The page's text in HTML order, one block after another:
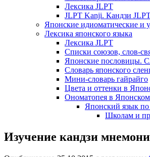
Лексика JLPT
JLPT Kanji. Кандзи
Японские идиоматические и
Лексика японского языка
Лексика JLPT
Списки союзов, слов-
Японские пословицы.
Словарь японского
Мини-словарь гайрайго
Цвета и оттенки в
Ономатопея в Японском
Японский язык по
Школам и
Изучение кандзи